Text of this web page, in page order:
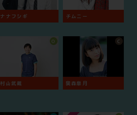
ナナフシギ チムニー
村山武蔵
O
奥森皐月
C